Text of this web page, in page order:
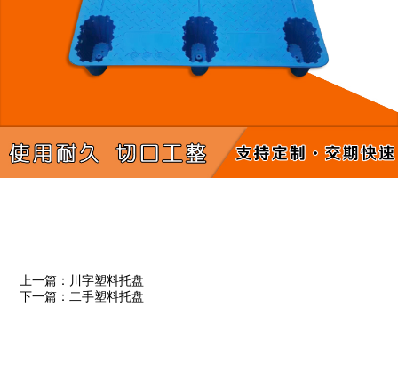
上一篇：川字塑料托盘
下一篇：二手塑料托盘